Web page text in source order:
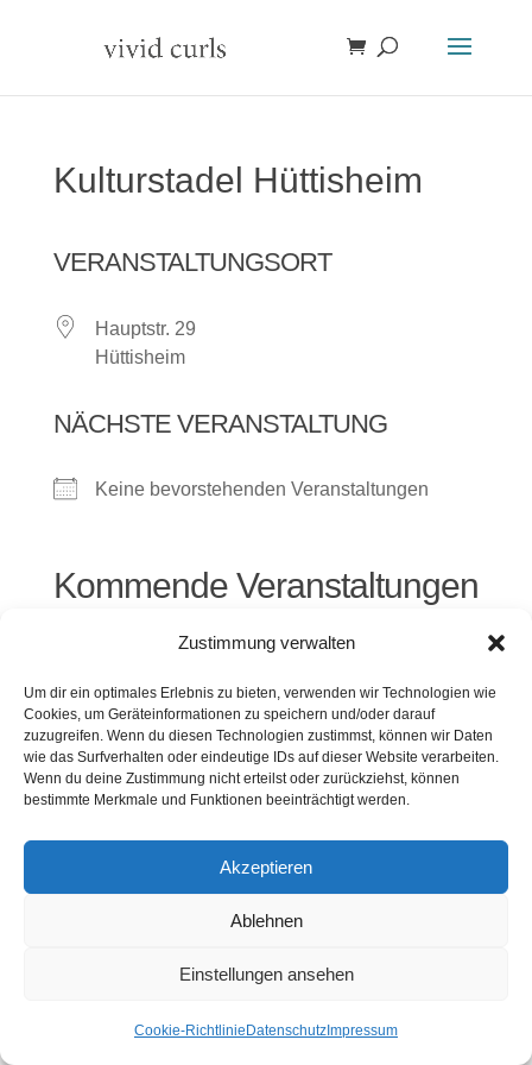
Zustimmung verwalten
Um dir ein optimales Erlebnis zu bieten, verwenden wir Technologien wie
Cookies, um Geräteinformationen zu speichern und/oder darauf
zuzugreifen. Wenn du diesen Technologien zustimmst, können wir Daten
wie das Surfverhalten oder eindeutige IDs auf dieser Website verarbeiten.
Wenn du deine Zustimmung nicht erteilst oder zurückziehst, können
bestimmte Merkmale und Funktionen beeinträchtigt werden.
Akzeptieren
Ablehnen
Einstellungen ansehen
Cookie-Richtlinie Datenschutz Impressum
Kulturstadel Hüttisheim
VERANSTALTUNGSORT
Hauptstr. 29
Hüttisheim
NÄCHSTE VERANSTALTUNG
Keine bevorstehenden Veranstaltungen
Kommende Veranstaltungen
Kontakt Presse Impressum
Haftung
Datenschutz
Cookie-Richtlinie (EU)
Webdesign: 2024 by Markus Komposch
© Copyright 2024 by www.vivid-curls.de - All rights